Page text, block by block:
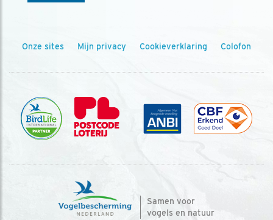
Onze sites Mijn privacy Cookieverklaring Colofon
Samen voor
vogels en natuur